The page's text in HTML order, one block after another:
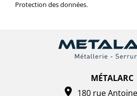
Protection des données.
MÉTALARC
180 rue